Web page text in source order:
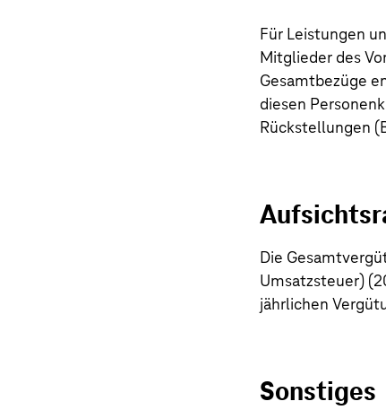
Für Leistungen
Mitglieder des
Gesamtbezüge
diesen
Rückstellungen
Die
Umsatzsteuer)
jährlichen
Sonstiges